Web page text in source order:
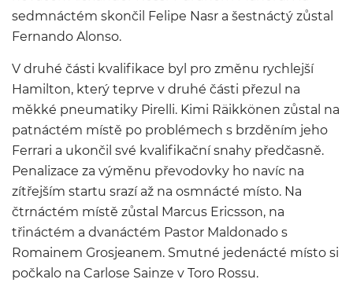
sedmnáctém skončil Felipe Nasr a šestnáctý zůstal
Fernando Alonso.
V druhé části kvalifikace byl pro změnu rychlejší
Hamilton, který teprve v druhé části přezul na
měkké pneumatiky Pirelli. Kimi Räikkönen zůstal na
patnáctém místě po problémech s brzděním jeho
Ferrari a ukončil své kvalifikační snahy předčasně.
Penalizace za výměnu převodovky ho navíc na
zítřejším startu srazí až na osmnácté místo. Na
čtrnáctém místě zůstal Marcus Ericsson, na
třináctém a dvanáctém Pastor Maldonado s
Romainem Grosjeanem. Smutné jedenácté místo si
počkalo na Carlose Sainze v Toro Rossu.